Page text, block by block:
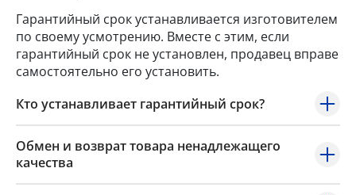
Гарантийный срок устанавливается изготовителем
по своему усмотрению. Вместе с этим, если
гарантийный срок не установлен, продавец вправе
самостоятельно его установить.
Кто устанавливает гарантийный срок?
Обмен и возврат товара ненадлежащего
качества